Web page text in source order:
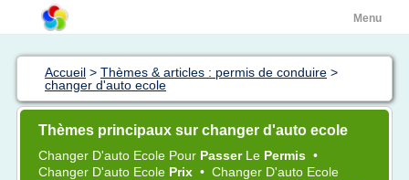
Menu
Accueil > Thèmes & articles : permis de conduire >
changer d'auto ecole
Thèmes principaux sur changer d'auto ecole
Changer D'auto Ecole Pour Passer Le Permis •
Changer D'auto Ecole Prix • Changer D'auto Ecole